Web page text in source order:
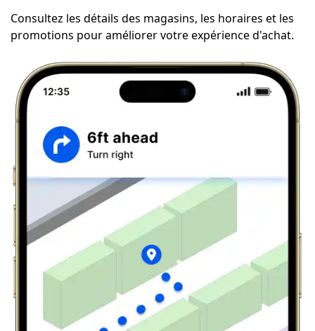
Consultez les détails des magasins, les horaires et les
promotions pour améliorer votre expérience d'achat.